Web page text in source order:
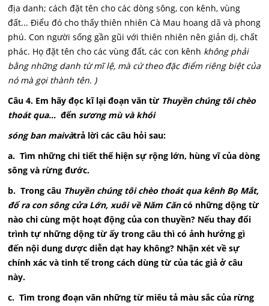
địa danh; cách đặt tên cho các dòng sông, con kênh, vùng
đất... Điểu đó cho thấy thiên nhiên Cà Mau hoang dã và phong
phú. Con người sống gần gũi với thiên nhiên nên giản dị, chất
phác. Họ đặt tên cho các vùng đất, các con kênh không phải
bằng những danh từ mĩ lệ, mà cứ theo đặc điểm riêng biệt của
nó mà gọi thành tên. )
Câu 4. Em hãy đọc kĩ lại đoạn văn từ Thuyền chúng tôi chèo
thoát qua... đếnsương mù và khói
sóng ban maivàtrả lời các câu hỏi sau:
a. Tìm những chi tiết thể hiện sự rộng lớn, hùng vĩ của dòng
sông và rừng đước.
b. Trong câu Thuyền chúng tôi chèo thoát qua kênh Bọ Mắt,
đổ ra con sông cửa Lớn, xuôi về Năm Căncó những dộng từ
nào chi cùng một hoạt động của con thuyền? Nếu thay đổi
trình tự những dộng từ ấy trong câu thì có ảnh hưởng gì
đến nội dung dược diễn dạt hay không? Nhận xét về sự
chính xác và tinh tế trong cách dùng từ của tác giả ở câu
này.
c. Tìm trong đoạn văn những từ miêu tả màu sắc của rừng